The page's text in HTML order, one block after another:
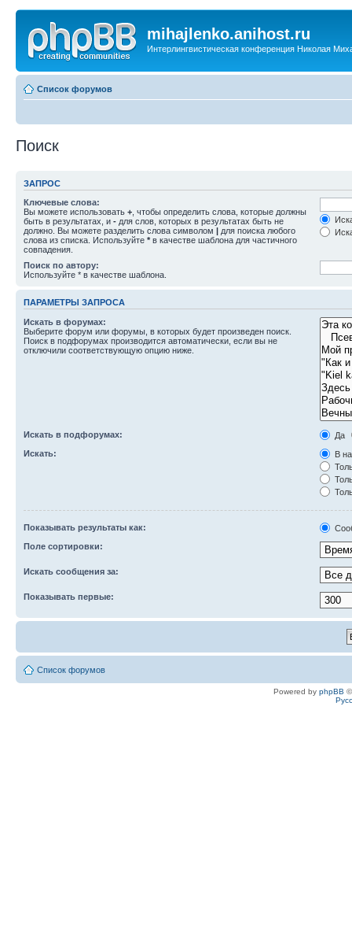
mihajlenko.anihost.ru
Интерлингвистическая конференция Николая
Список форумов
Поиск
ЗАПРОС
Ключевые слова:
Вы можете использовать + , чтобы определить слова, которые должны
быть в результатах, и - для слов, которых в результатах быть не
должно. Вы можете разделить слова символом | для поиска любого
слова из списка. Используйте * в качестве шаблона для частичного
совпадения.
Поиск по автору:
Используйте * в качестве шаблона.
ПАРАМЕТРЫ ЗАПРОСА
Искать в форумах:
Выберите форум или форумы, в которых будет произведен поиск.
Поиск в подфорумах производится автоматически, если вы не
отключили соответствующую опцию ниже.
Искать в подфорумах:
Да
Искать:
В
Показывать результаты как:
Поле сортировки:
Искать сообщения за:
Показывать первые:
Список форумов
Powered by phpBB